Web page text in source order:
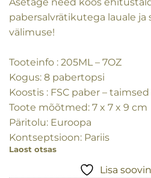
pabersalvrätikutega lauale ja
välimuse!
Tooteinfo : 205ML – 7OZ
Kogus: 8 pabertopsi
Koostis : FSC paber –
Toote mõõtmed: 7 x 7 x 9 cm
Päritolu: Euroopa
Kontseptsioon: Pariis
Laost otsas
Lisa